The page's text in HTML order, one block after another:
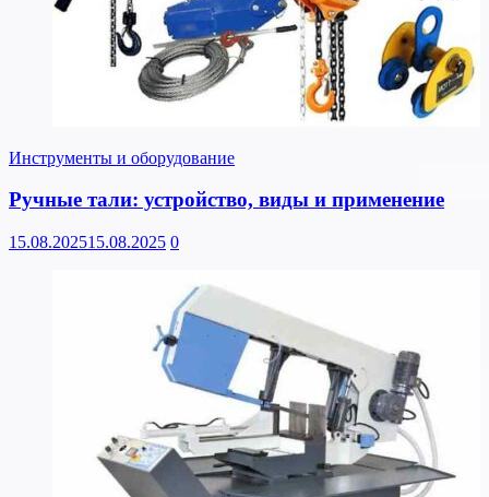
Инструменты и оборудование
Ручные тали: устройство, виды и применение
15.08.202515.08.2025 0